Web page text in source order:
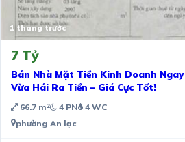
1 tháng trước
7 Tỷ
Bán Nhà Mặt Tiền Kinh Doanh Ngay KDC – Vừa Ở
Vừa Hái Ra Tiền – Giá Cực Tốt!
66.7 m² 4 PN 4 WC
phường An lạc